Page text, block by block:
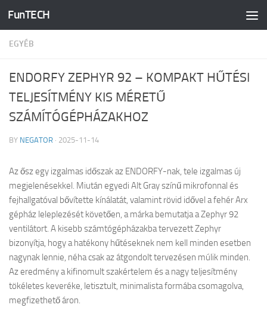
Skip to content
FunTECH
EGYÉB
ENDORFY ZEPHYR 92 – KOMPAKT HŰTÉSI
TELJESÍTMÉNY KIS MÉRETŰ
SZÁMÍTÓGÉPHÁZAKHOZ
BY NEGATOR · 2025-11-14
Az ősz egy izgalmas időszak az ENDORFY-nak, tele izgalmas új
megjelenésekkel. Miután egyedi Alt Gray színű mikrofonnal és
fejhallgatóval bővítette kínálatát, valamint rövid idővel a fehér Arx
gépház leleplezését követően, a márka bemutatja a Zephyr 92
ventilátort. A kisebb számtógépházakba tervezett Zephyr
bizonyítja, hogy a hatékony hűtéseknek nem kell minden esetben
nagynak lennie, néha csak az átgondolt tervezésen múlik minden.
Az eredmény a kifinomult szakértelem és a nagy teljesítmény
tökéletes keveréke, letisztult, minimalista formába csomagolva,
megfizethető áron.